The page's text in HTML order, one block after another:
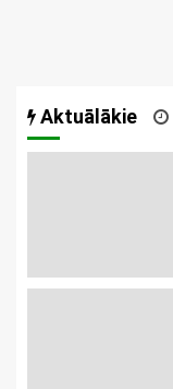
Aktuālākie